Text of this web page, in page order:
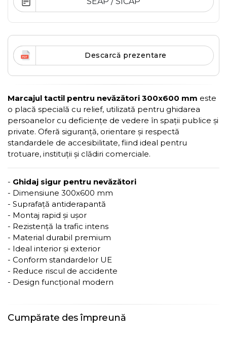
Descarcă prezentare
Marcajul tactil pentru nevăzători 300x600 mm este
o placă specială cu relief, utilizată pentru ghidarea
persoanelor cu deficiențe de vedere în spații publice și
private. Oferă siguranță, orientare și respectă
standardele de accesibilitate, fiind ideal pentru
trotuare, instituții și clădiri comerciale.
- Ghidaj sigur pentru nevăzători
- Dimensiune 300x600 mm
- Suprafață antiderapantă
- Montaj rapid și ușor
- Rezistență la trafic intens
- Material durabil premium
- Ideal interior și exterior
- Conform standardelor UE
- Reduce riscul de accidente
- Design funcțional modern
Cumpărate des împreună